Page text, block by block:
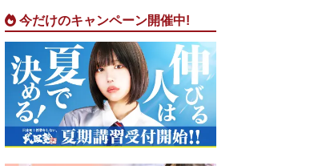
今だけのキャンペーン開催中!